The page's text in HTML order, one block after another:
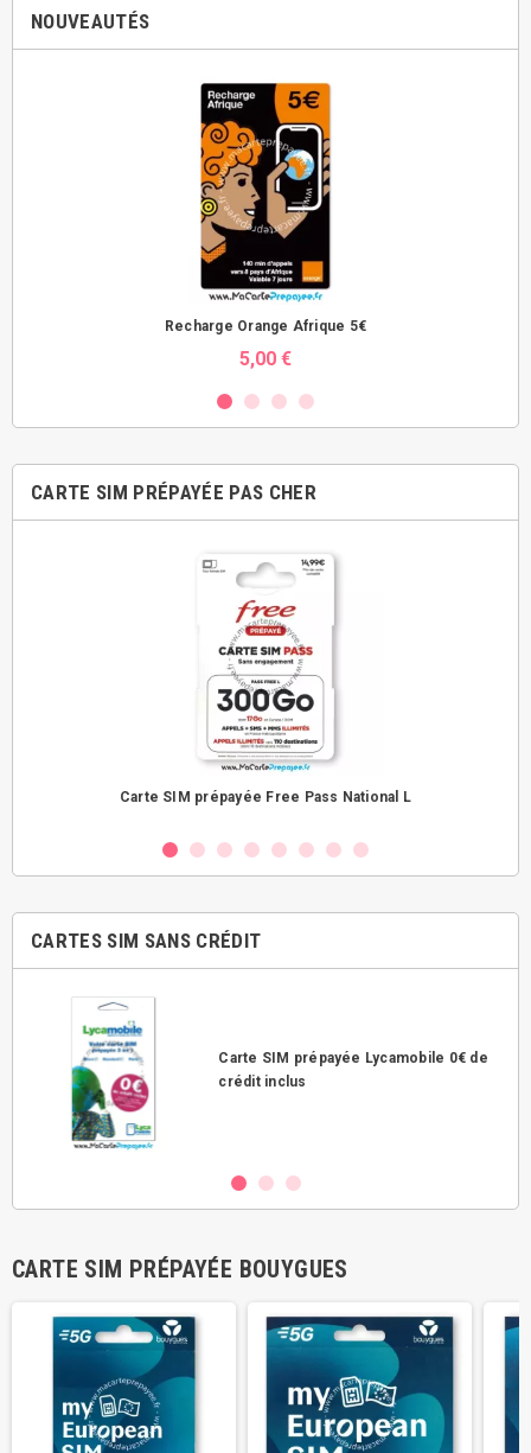
NOUVEAUTÉS
Recharge Orange Afrique 5€
5,00 €
CARTE SIM PRÉPAYÉE PAS CHER
Carte SIM prépayée Free Pass National L
CARTES SIM SANS CRÉDIT
Carte SIM prépayée Lycamobile 0€ de
crédit inclus
CARTE SIM PRÉPAYÉE BOUYGUES